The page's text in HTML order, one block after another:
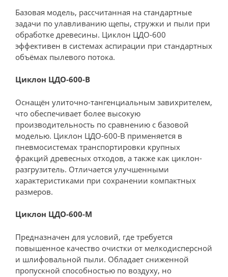
Базовая модель, рассчитанная на стандартные
задачи по улавливанию щепы, стружки и пыли при
обработке древесины. Циклон ЦДО-600
эффективен в системах аспирации при стандартных
объёмах пылевого потока.
Циклон ЦДО-600-В
Оснащён улиточно-тангенциальным завихрителем,
что обеспечивает более высокую
производительность по сравнению с базовой
моделью. Циклон ЦДО-600-В применяется в
пневмосистемах транспортировки крупных
фракций древесных отходов, а также как циклон-
разгрузитель. Отличается улучшенными
характеристиками при сохранении компактных
размеров.
Циклон ЦДО-600-М
Предназначен для условий, где требуется
повышенное качество очистки от мелкодисперсной
и шлифовальной пыли. Обладает сниженной
пропускной способностью по воздуху, но